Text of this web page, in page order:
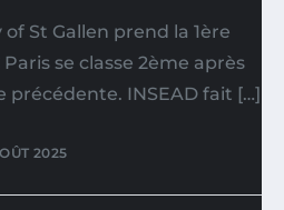
of St Gallen prend la 1ère
se classe 2ème après
précédente. INSEAD fait […]
2025